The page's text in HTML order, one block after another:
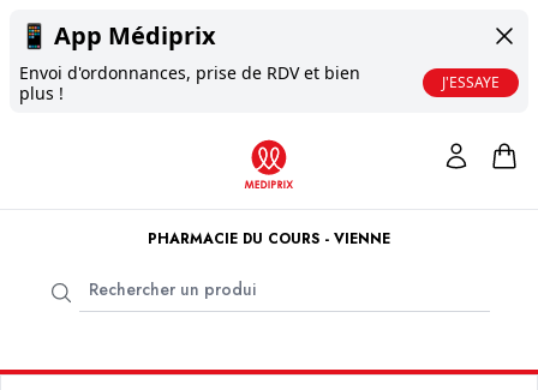
📱 App Médiprix
Envoi d'ordonnances, prise de RDV et bien
plus !
J'ESSAYE
PHARMACIE DU COURS - VIENNE